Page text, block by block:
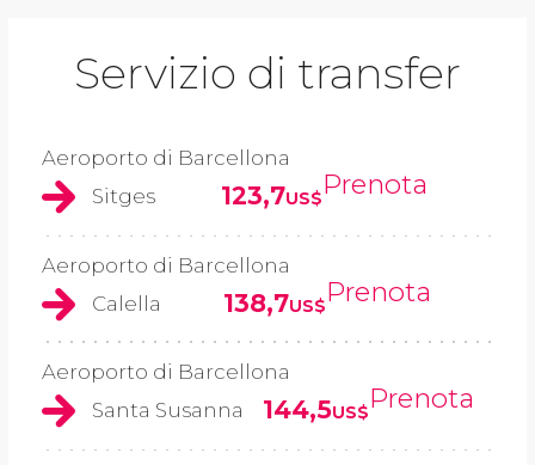
Servizio di transfer
Aeroporto di Barcellona
Sitges
123,7US$Prenota
Aeroporto di Barcellona
Calella
138,7US$Prenota
Aeroporto di Barcellona
Santa Susanna
144,5US$Prenota